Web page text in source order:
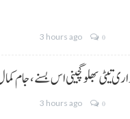
3 hours ago 0
تیٹی بھلو گچینی اس بسنے، جام
3 hours ago 0